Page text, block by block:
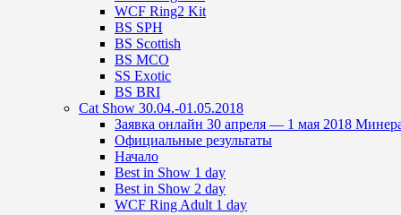
WCF Ring2 Kit
BS SPH
BS Scottish
BS MCO
SS Exotic
BS BRI
Cat Show 30.04.-01.05.2018
Заявка онлайн 30 апреля — 1 мая 2018
Официальные результаты
Начало
Best in Show 1 day
Best in Show 2 day
WCF Ring Adult 1 day